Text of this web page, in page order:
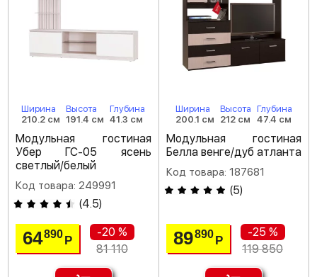
Ширина
210.2 см
Высота
191.4 см
Глубина
41.3 см
Модульная гостиная
Убер ГС-05 ясень
светлый/белый
Код товара: 249991
(4.5)
64890Р
-20 %
81 110
Ширина
200.1 см
Высота
212 см
Глубина
47.4 см
Модульная гостиная
Белла венге/дуб атланта
Код товара: 187681
(5)
89890 Р
-25 %
119 850